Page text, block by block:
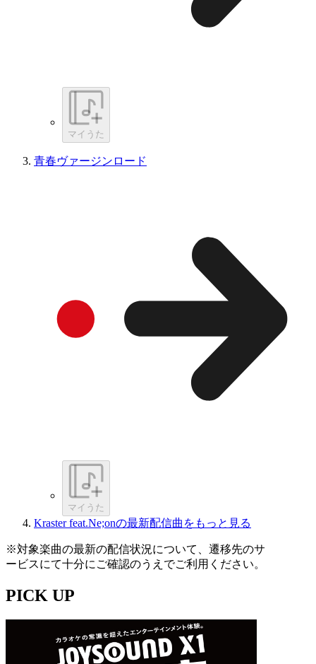
マイうた
青春ヴァージンロード
マイうた
Kraster feat.Ne;onの最新配信曲をもっと見る
※対象楽曲の最新の配信状況について、遷移先のサ
ービスにて十分にご確認のうえでご利用ください。
PICK UP